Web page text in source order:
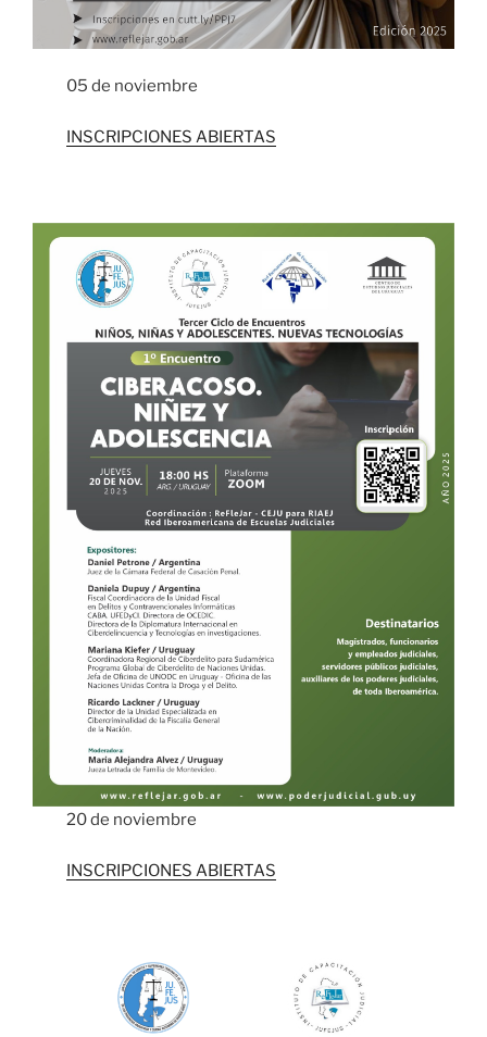
05 de noviembre
INSCRIPCIONES ABIERTAS
20 de noviembre
INSCRIPCIONES ABIERTAS